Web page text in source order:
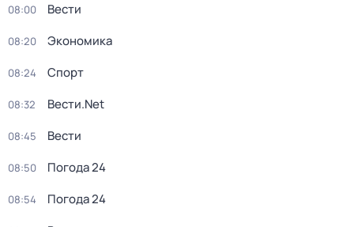
08:00 Вести
08:20 Экономика
08:24 Спорт
08:32 Вести.Net
08:45 Вести
08:50 Погода 24
08:54 Погода 24